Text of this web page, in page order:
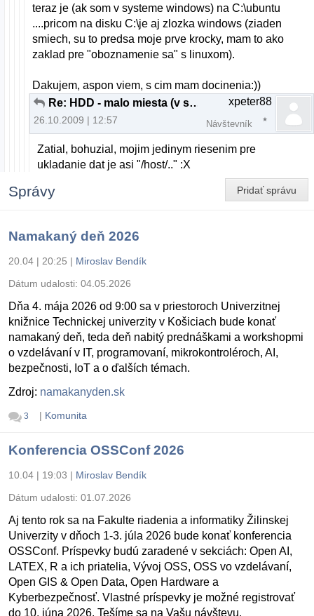
teraz je (ak som v systeme windows) na C:\ubuntu
....pricom na disku C:\je aj zlozka windows (ziaden
smiech, su to predsa moje prve krocky, mam to ako
zaklad pre "oboznamenie sa" s linuxom).
Dakujem, aspon viem, s cim mam docinenia:))
Re: HDD - malo miesta (v skutocnosti neni)
26.10.2009 | 12:57
xpeter88
Návštevník
Zatial, bohuzial, mojim jedinym riesenim pre
ukladanie dat je asi "/host/.." :X
Pridať správu
Správy
Namakaný deň 2026
20.04 | 20:25 | Miroslav Bendík
Dátum udalosti: 04.05.2026
Dňa 4. mája 2026 od 9:00 sa v priestoroch Univerzitnej
knižnice Technickej univerzity v Košiciach bude konať
namakaný deň, teda deň nabitý prednáškami a workshopmi
o vzdelávaní v IT, programovaní, mikrokontroléroch, AI,
bezpečnosti, IoT a o ďalších témach.
Zdroj: namakanyden.sk
3 | Komunita
Konferencia OSSConf 2026
10.04 | 19:03 | Miroslav Bendík
Dátum udalosti: 01.07.2026
Aj tento rok sa na Fakulte riadenia a informatiky Žilinskej
Univerzity v dňoch 1-3. júla 2026 bude konať konferencia
OSSConf. Príspevky budú zaradené v sekciách: Open AI,
LATEX, R a ich priatelia, Vývoj OSS, OSS vo vzdelávaní,
Open GIS & Open Data, Open Hardware a
Kyberbezpečnosť. Vlastné príspevky je možné registrovať
do 10. júna 2026. Tešíme sa na Vašu návštevu.